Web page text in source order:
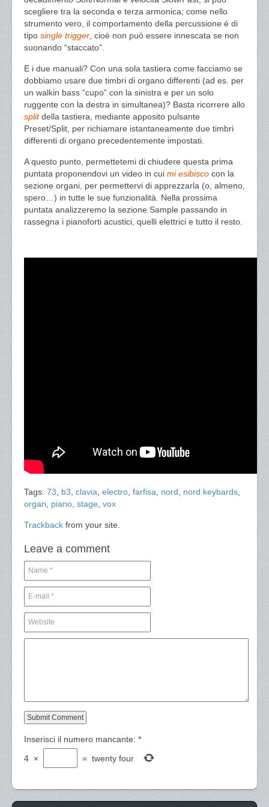
scegliere tra la seconda e terza armonica; come nello
strumento vero, il comportamento della percussione è di
tipo single trigger , cioè non può essere innescata se non
suonando “staccato”.
E i due manuali? Con una sola tastiera come facciamo se
dobbiamo usare due timbri di organo differenti (ad es. per
un walkin bass “cupo” con la sinistra e per un solo
ruggente con la destra in simultanea)? Basta ricorrere allo
splitdella tastiera, mediante apposito pulsante
Preset/Split, per richiamare istantaneamente due timbri
differenti di organo precedentemente impostati.
A questo punto, permettetemi di chiudere questa prima
puntata proponendovi un video in cui mi esibisco con la
sezione organi, per permettervi di apprezzarla (o, almeno,
spero…) in tutte le sue funzionalità. Nella prossima
puntata analizzeremo la sezione Sample passando in
rassegna i pianoforti acustici, quelli elettrici e tutto il resto.
Tags: 73 b3 clavia electro farfisa nord nord keybards
organ
piano stage vox
Trackback from your site.
Leave a comment
Inserisci il numero mancante: *
4 × = twenty four